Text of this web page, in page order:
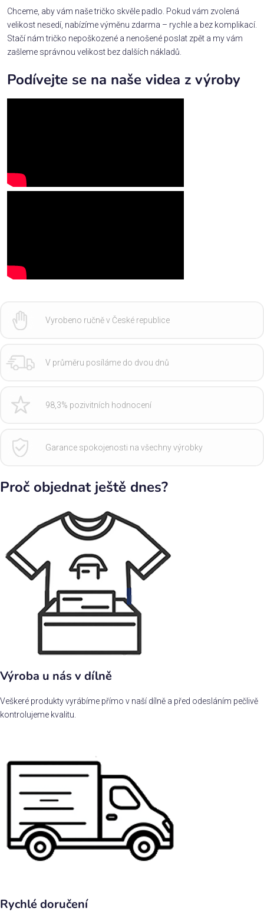
Chceme, aby vám naše tričko skvěle padlo. Pokud vám zvolená
velikost nesedí, nabízíme výměnu zdarma – rychle a bez komplikací.
Stačí nám tričko nepoškozené a nenošené poslat zpět a my vám
zašleme správnou velikost bez dalších nákladů.
Podívejte se na naše videa z výroby
Vyrobeno ručně v České republice
V průměru posíláme do dvou dnů
98,3% pozivitních hodnocení
Garance spokojenosti na všechny výrobky
Proč objednat ještě dnes?
Výroba u nás v dílně
Veškeré produkty vyrábíme přímo v naší dílně a před odesláním pečlivě
kontrolujeme kvalitu.
Rychlé doručení